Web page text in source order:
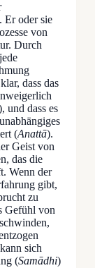
Er oder sie
von
Durch
dass das
und dass es
(Anattā).
Geist von
das die
Wenn der
gibt,
zu
Gefühl von
sich
(Samādhi)